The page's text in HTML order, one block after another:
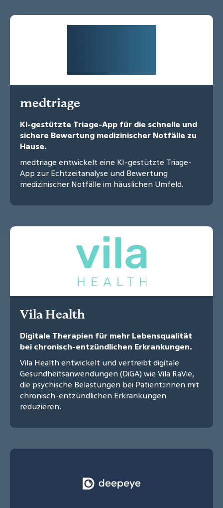
medtriage
KI-gestützte Triage-App für die schnelle und
sichere Bewertung medizinischer Notfälle zu
Hause.
medtriage entwickelt eine KI-gestützte Triage-
App zur Echtzeitanalyse und Bewertung
medizinischer Notfälle im häuslichen Umfeld.
Vila Health
Digitale Therapien für mehr Lebensqualität
bei chronisch-entzündlichen Erkrankungen.
Vila Health entwickelt und vertreibt digitale
Gesundheitsanwendungen (DiGA) wie Vila RaVie,
die psychische Belastungen bei Patient:innen mit
chronisch-entzündlichen Erkrankungen
reduzieren.